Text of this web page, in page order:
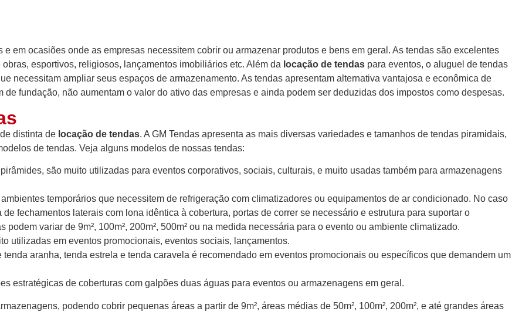
em ocasiões onde as empresas necessitem cobrir ou armazenar produtos e bens em geral. As tendas são excelentes
esportivos, religiosos, lançamentos imobiliários etc. Além da locação de tendas para eventos, o aluguel de tendas
necessitam ampliar seus espaços de armazenamento. As tendas apresentam alternativa vantajosa e econômica de
fundação, não aumentam o valor do ativo das empresas e ainda podem ser deduzidas dos impostos como despesas.
distinta de locação de tendas. A GM Tendas apresenta as mais diversas variedades e tamanhos de tendas piramidais,
de tendas. Veja alguns modelos de nossas tendas:
são muito utilizadas para eventos corporativos, sociais, culturais, e muito usadas também para armazenagens
temporários que necessitem de refrigeração com climatizadores ou equipamentos de ar condicionado. No caso
fechamentos laterais com lona idêntica à cobertura, portas de correr se necessário e estrutura para suportar o
variar de 9m², 100m², 200m², 500m² ou na medida necessária para o evento ou ambiente climatizado.
utilizadas em eventos promocionais, eventos sociais, lançamentos.
aranha, tenda estrela e tenda caravela é recomendado em eventos promocionais ou específicos que demandem um
estratégicas de coberturas com galpões duas águas para eventos ou armazenagens em geral.
podendo cobrir pequenas áreas a partir de 9m², áreas médias de 50m², 100m², 200m², e até grandes áreas